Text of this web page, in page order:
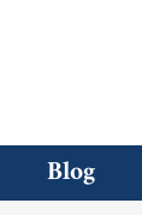
Blog